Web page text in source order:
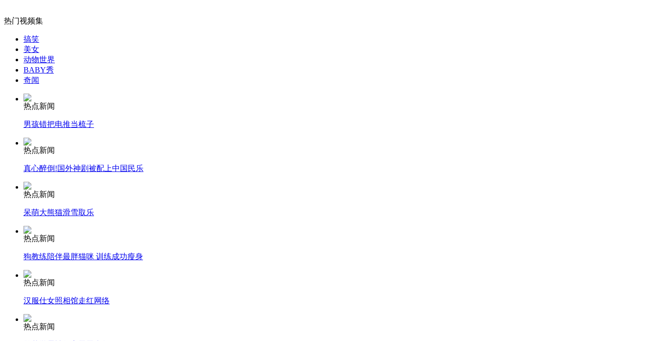
无痛分娩是否安全 医生回应
外交部：反对强权政治霸凌主义
外交部：有关国家言论片面不公正
安徽一实载49人客车翻车
走！跟着总书记去植树
消防员救轻生者
纽约上演“枕头大战”
热门视频集
搞笑
美女
动物世界
BABY秀
奇闻
热点新闻
男孩错把电推当梳子
热点新闻
真心醉倒!国外神剧被配上中国民乐
热点新闻
呆萌大熊猫滑雪取乐
热点新闻
狗教练陪伴最胖猫咪 训练成功瘦身
热点新闻
汉服仕女照相馆走红网络
热点新闻